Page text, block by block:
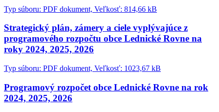
Typ súboru: PDF dokument, Veľkosť: 814,66 kB
Strategický plán, zámery a ciele vyplývajúce z
programového rozpočtu obce Lednické Rovne na
roky 2024, 2025, 2026
Typ súboru: PDF dokument, Veľkosť: 1023,67 kB
Programový rozpočet obce Lednické Rovne na rok
2024, 2025, 2026